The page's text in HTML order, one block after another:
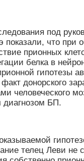
под
показали, что при
прионных
белка в
гипотезы
донорского
человеческого
диагнозом БП.
телец Леви не